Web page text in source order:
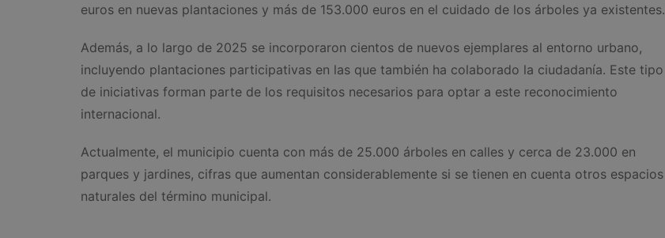
euros en nuevas plantaciones y más de 153.000 euros en el cuidado de los árboles ya existentes.
Además, a lo largo de 2025 se incorporaron cientos de nuevos ejemplares al entorno urbano,
incluyendo plantaciones participativas en las que también ha colaborado la ciudadanía. Este tipo
de iniciativas forman parte de los requisitos necesarios para optar a este reconocimiento
internacional.
Actualmente, el municipio cuenta con más de 25.000 árboles en calles y cerca de 23.000 en
parques y jardines, cifras que aumentan considerablemente si se tienen en cuenta otros espacios
naturales del término municipal.